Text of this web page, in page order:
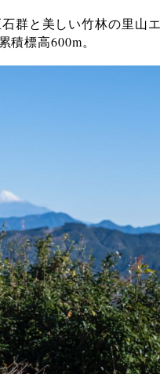
群と美しい竹林の里山
積標高600m。